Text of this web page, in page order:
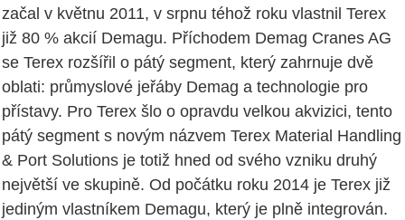
začal v květnu 2011, v srpnu téhož roku vlastnil Terex
již 80 % akcií Demagu. Příchodem Demag Cranes AG
se Terex rozšířil o pátý segment, který zahrnuje dvě
oblati: průmyslové jeřáby Demag a technologie pro
přístavy. Pro Terex šlo o opravdu velkou akvizici, tento
pátý segment s novým názvem Terex Material Handling
& Port Solutions je totiž hned od svého vzniku druhý
největší ve skupině. Od počátku roku 2014 je Terex již
jediným vlastníkem Demagu, který je plně integrován.